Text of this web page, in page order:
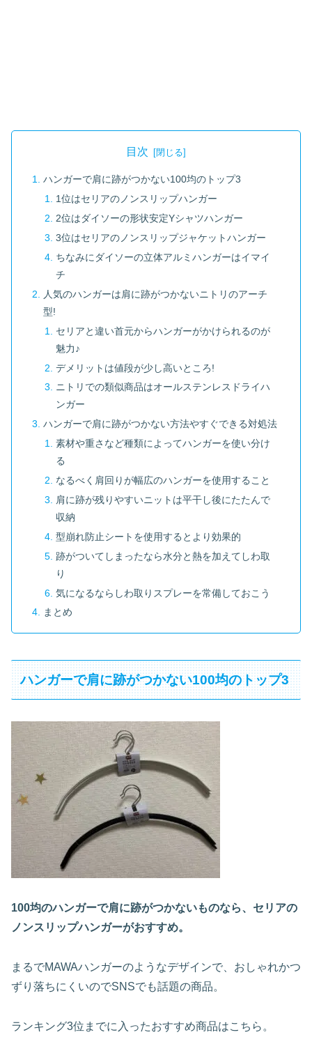
目次
ハンガーで肩に跡がつかない100均のトップ3
1位はセリアのノンスリップハンガー
2位はダイソーの形状安定Yシャツハンガー
3位はセリアのノンスリップジャケットハンガー
ちなみにダイソーの立体アルミハンガーはイマイ
チ
人気のハンガーは肩に跡がつかないニトリのアーチ
型!
セリアと違い首元からハンガーがかけられるのが
魅力♪
デメリットは値段が少し高いところ!
ニトリでの類似商品はオールステンレスドライハ
ンガー
ハンガーで肩に跡がつかない方法やすぐできる対処法
素材や重さなど種類によってハンガーを使い分け
る
なるべく肩回りが幅広のハンガーを使用すること
肩に跡が残りやすいニットは平干し後にたたんで
収納
型崩れ防止シートを使用するとより効果的
跡がついてしまったなら水分と熱を加えてしわ取
り
気になるならしわ取りスプレーを常備しておこう
まとめ
ハンガーで肩に跡がつかない100均のトップ3
100均のハンガーで肩に跡がつかないものなら、セリアの
ノンスリップハンガーがおすすめ。
まるでMAWAハンガーのようなデザインで、おしゃれかつ
ずり落ちにくいのでSNSでも話題の商品。
ランキング3位までに入ったおすすめ商品はこちら。